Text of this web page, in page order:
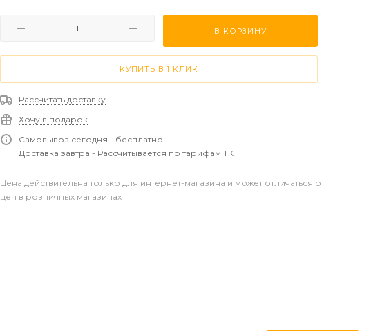
В КОРЗИНУ
КУПИТЬ В 1 КЛИК
Рассчитать доставку
Хочу в подарок
Самовывоз сегодня - бесплатно
Доставка завтра - Рассчитывается по тарифам ТК
Цена действительна только для интернет-магазина и может отличаться от
цен в розничных магазинах